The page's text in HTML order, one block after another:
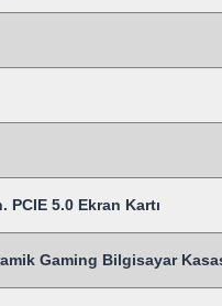
5.0 Ekran Kartı
Gaming Bilgisayar